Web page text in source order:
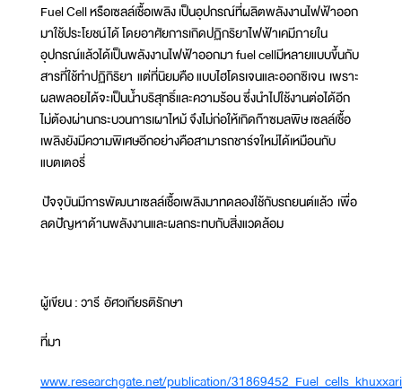
Fuel Cell หรือเซลล์เชื้อเพลิง เป็นอุปกรณ์ที่ผลิตพลังงานไฟฟ้าออก
มาใช้ประโยชน์ได้ โดยอาศัยการเกิดปฏิกริยาไฟฟ้าเคมีภายใน
อุปกรณ์แล้วได้เป็นพลังงานไฟฟ้าออกมา fuel cellมีหลายแบบขึ้นกับ
สารที่ใช้ทำปฏิกิริยา แต่ที่นิยมคือ แบบไฮโดรเจนและออกซิเจน เพราะ
ผลพลอยได้จะเป็นน้ำบริสุทธิ์และความร้อน ซึ่งนำไปใช้งานต่อได้อีก
ไม่ต้องผ่านกระบวนการเผาไหม้ จึงไม่ก่อให้เกิดก๊าซมลพิษ เซลล์เชื้อ
เพลิงยังมีความพิเศษอีกอย่างคือสามารถชาร์จใหม่ได้เหมือนกับ
แบตเตอรี่
ปัจจุบันมีการพัฒนาเซลล์เชื้อเพลิงมาทดลองใช้กับรถยนต์แล้ว เพื่อ
ลดปัญหาด้านพลังงานและผลกระทบกับสิ่งแวดล้อม
ผู้เขียน : วารี อัศวเกียรติรักษา
ที่มา
www.researchgate.net/publication/31869452_Fuel_cells_khuxxari